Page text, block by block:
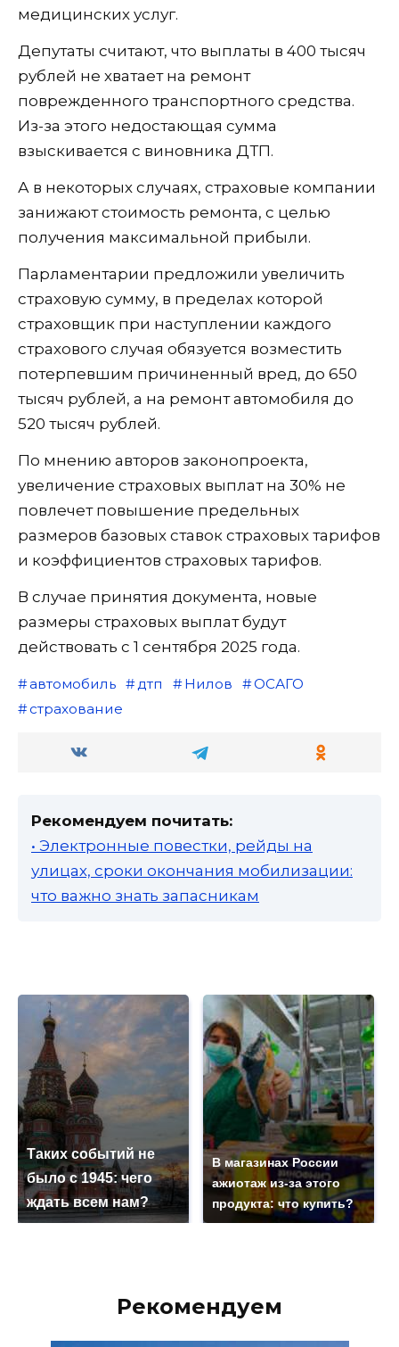
медицинских услуг.
Депутаты считают, что выплаты в 400 тысяч
рублей не хватает на ремонт
поврежденного транспортного средства.
Из-за этого недостающая сумма
взыскивается с виновника ДТП.
А в некоторых случаях, страховые компании
занижают стоимость ремонта, с целью
получения максимальной прибыли.
Парламентарии предложили увеличить
страховую сумму, в пределах которой
страховщик при наступлении каждого
страхового случая обязуется возместить
потерпевшим причиненный вред, до 650
тысяч рублей, а на ремонт автомобиля до
520 тысяч рублей.
По мнению авторов законопроекта,
увеличение страховых выплат на 30% не
повлечет повышение предельных
размеров базовых ставок страховых тарифов
и коэффициентов страховых тарифов.
В случае принятия документа, новые
размеры страховых выплат будут
действовать с 1 сентября 2025 года.
автомобиль дтп Нилов
ОСАГО
страхование
Рекомендуем почитать:
• Электронные повестки, рейды на
улицах, сроки окончания мобилизации:
что важно знать запасникам
Таких событий не
было с 1945: чего
ждать всем нам?
В магазинах России
ажиотаж из-за этого
продукта: что купить?
Рекомендуем